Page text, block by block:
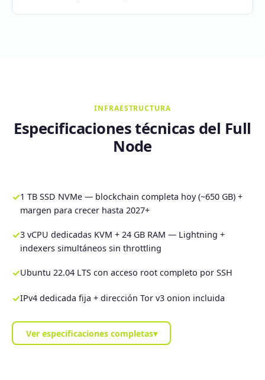
INFRAESTRUCTURA
Especificaciones técnicas del Full
Node
✓1 TB SSD NVMe — blockchain completa hoy (~650 GB) +
margen para crecer hasta 2027+
✓3 vCPU dedicadas KVM + 24 GB RAM — Lightning +
indexers simultáneos sin throttling
✓Ubuntu 22.04 LTS con acceso root completo por SSH
✓IPv4 dedicada fija + dirección Tor v3 onion incluida
Ver especificaciones completas▾